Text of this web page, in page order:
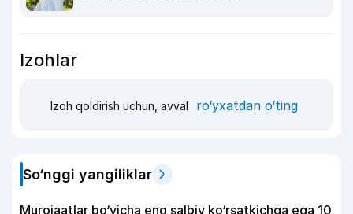
Izohlar
Izoh qoldirish uchun, avval ro‘yxatdan o‘ting
So‘nggi yangiliklar
Murojaatlar bo‘yicha eng salbiy ko‘rsatkichga ega 10